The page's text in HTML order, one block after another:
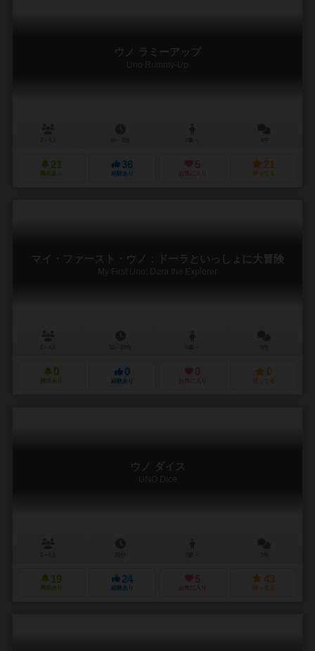
ウノ ラミーアップ
Uno Rummy-Up
21
興味あり
36
経験あり
5
お気に入り
21
持ってる
マイ・ファースト・ウノ：ドーラといっしょに大冒険
My First Uno: Dora the Explorer
0
興味あり
0
経験あり
0
お気に入り
0
持ってる
ウノ ダイス
UNO Dice
19
興味あり
24
経験あり
5
お気に入り
43
持ってる